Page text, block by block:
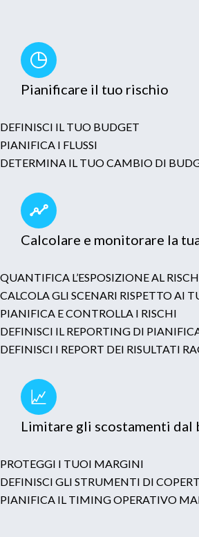
Pianificare il tuo rischio
DEFINISCI IL TUO BUDGET
PIANIFICA I FLUSSI
DETERMINA IL TUO CAMBIO DI
Calcolare e monitorare la
QUANTIFICA L’ESPOSIZIONE AL
CALCOLA GLI SCENARI RISPETTO AI
PIANIFICA E CONTROLLA I RISCHI
DEFINISCI IL REPORTING DI
DEFINISCI I REPORT DEI RISULTATI
Limitare gli scostamenti dal
PROTEGGI I TUOI MARGINI
DEFINISCI GLI STRUMENTI DI
PIANIFICA IL TIMING OPERATIVO